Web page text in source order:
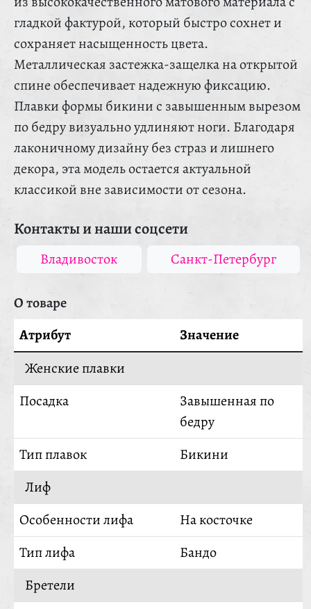
гладкой фактурой, который быстро сохнет и
сохраняет насыщенность цвета.
Металлическая застежка-защелка на открытой
спине обеспечивает надежную фиксацию.
Плавки формы бикини с завышенным вырезом
по бедру визуально удлиняют ноги. Благодаря
лаконичному дизайну без страз и лишнего
декора, эта модель остается актуальной
классикой вне зависимости от сезона.
Контакты и наши соцсети
Владивосток Санкт-Петербург
О товаре
Атрибут
Значение
Женские плавки
Посадка
Завышенная по
бедру
Тип плавок
Бикини
Лиф
Особенности лифа
На косточке
Тип лифа
Бандо
Бретели